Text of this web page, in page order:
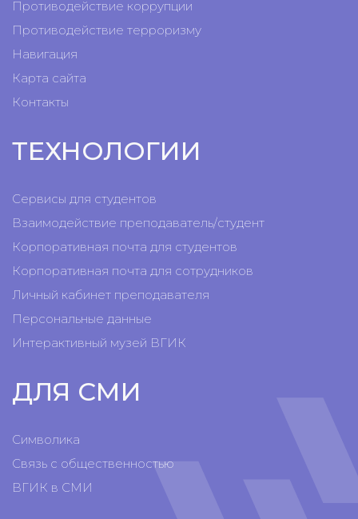
Противодействие коррупции
Противодействие терроризму
Навигация
Карта сайта
Контакты
ТЕХНОЛОГИИ
Сервисы для студентов
Взаимодействие преподаватель/студент
Корпоративная почта для студентов
Корпоративная почта для сотрудников
Личный кабинет преподавателя
Персональные данные
Интерактивный музей ВГИК
ДЛЯ СМИ
Символика
Связь с общественностью
ВГИК в СМИ